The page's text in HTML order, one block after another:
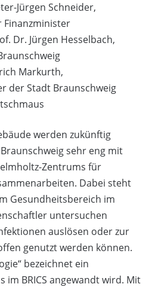
Jürgen Schneider,
Finanzminister
Dr. Jürgen Hesselbach,
Markurth,
der Stadt Braunschweig
werden zukünftig
sehr eng mit
Zentrums für
Dabei steht
Gesundheitsbereich im
untersuchen
auslösen oder zur
genutzt werden können.
bezeichnet ein
im BRICS angewandt wird. Mit